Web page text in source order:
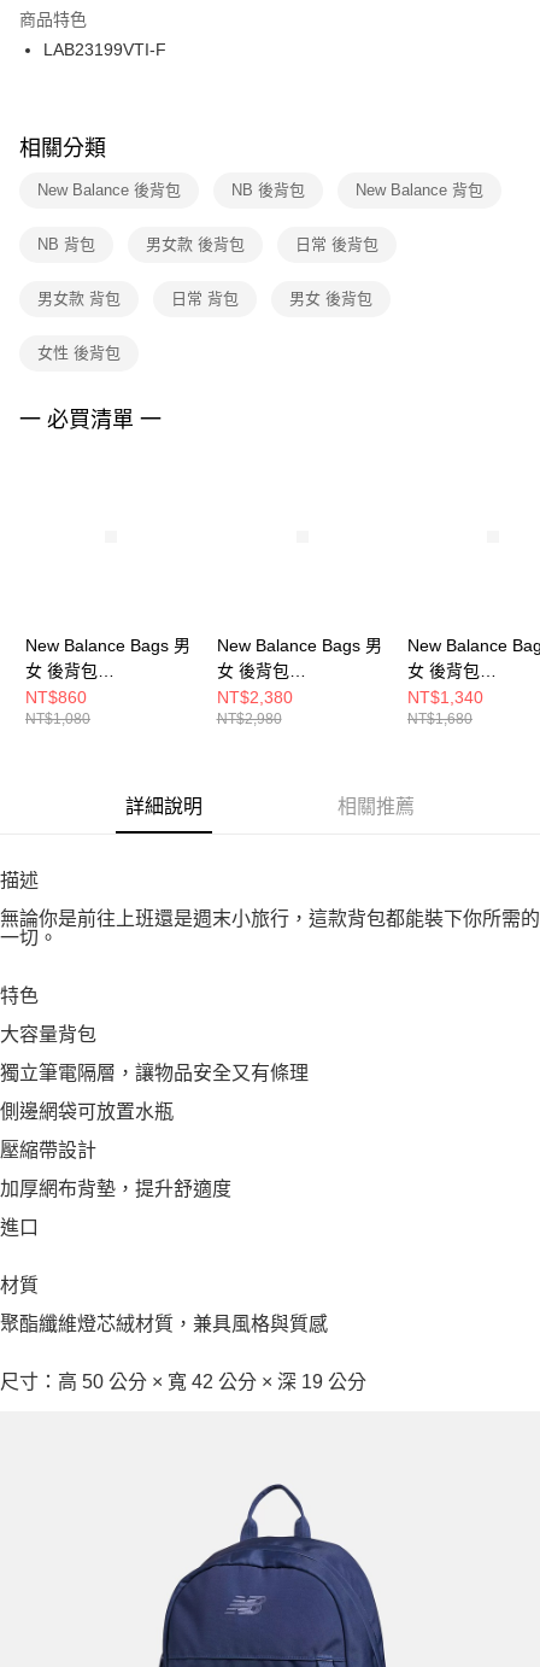
２．訂單成立數日內，您將收到繳費通知簡訊。
３．收到繳費通知簡訊後14天內，點擊此簡訊中的連結，可透過四大超商／
ATM／網路銀行／等多元方式進行付款，方視為交易完成。
※ 交易是否成功請以「AFTEE先享後付 」之結帳頁面顯示為準，若有關於
是否繳費成功／繳費後需取消欲退款等相關疑問，請聯繫「AFTEE先享後付
客戶支援中心」 https://netprotections.freshdesk.com/support/home
１．透過由恩沛科技股份有限公司提供之「AFTEE先享後付」服務完成之交
權轉讓予恩沛科技股份有限公司。
３．未成年的使用者請事先徵得法定代理人或監護人之同意方可使用
４．使用「AFTEE先享後付」時，將依據個別帳號之用戶狀況，依本公司即
付款後門市自取
每筆NT$100，滿NT$1,500(含以上)免運費
商品特色
LAB23199VTI-F
相關分類
New Balance 後背包 NB 後背包 New Balance 背包
NB 背包 男女款 後背包 日常 後背包
男女款 背包 日常 背包 男女 後背包
女性 後背包
一 必買清單 一
New Balance Bags 男
女 後背包
LAB51522PTF-F
NT$860
NT$1,080
New Balance Bags 男
女 後背包
LAB23197DEK-F
NT$2,380
NT$2,980
New Balance
女 後背包
LAB51002GNM-
NT$1,340
NT$1,680
詳細說明 相關推薦
描述
無論你是前往上班還是週末小旅行，這款背包都能裝下你所需的
一切。
特色
大容量背包
獨立筆電隔層，讓物品安全又有條理
側邊網袋可放置水瓶
壓縮帶設計
加厚網布背墊，提升舒適度
進口
材質
聚酯纖維燈芯絨材質，兼具風格與質感
尺寸：高 50 公分 × 寬 42 公分 × 深 19 公分